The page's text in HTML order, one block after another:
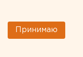
Принимаю